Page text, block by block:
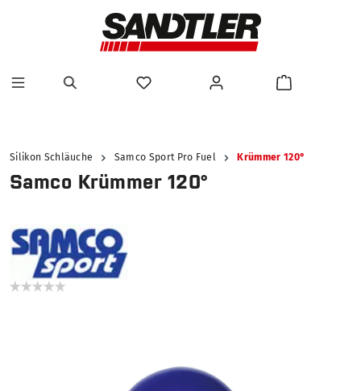
Silikon Schläuche Samco Sport Pro Fuel Krümmer 120°
Samco Krümmer 120°